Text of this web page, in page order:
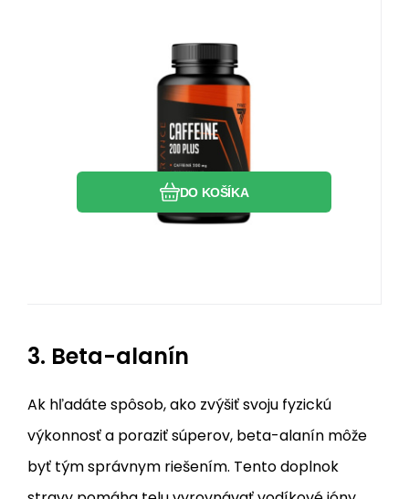
TREC NUTRITION
DO KOŠÍKA
Obľúbený
Porovnať
Trec Nutrition Caffeine 200 Plus
obsahuje kofeín - rastlinný alkaloid,
ktorý sa nachádza v káve, čaji, listoch
yerba maté a bobuliach guarany.
Balenie obsahuje 60 kapsúl - 60
denných dávok.
3. Beta-alanín
Ak hľadáte spôsob, ako zvýšiť svoju fyzickú
výkonnosť a poraziť súperov, beta-alanín môže
byť tým správnym riešením. Tento doplnok